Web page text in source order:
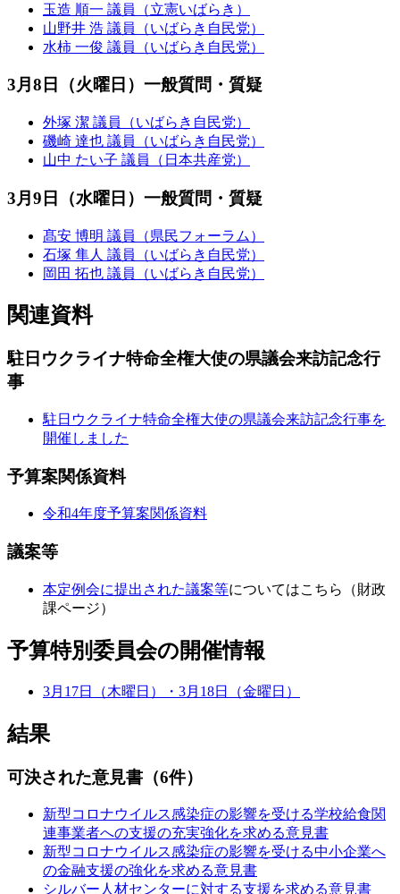
玉造 順一 議員（立憲いばらき）
山野井 浩 議員（いばらき自民党）
水柿 一俊 議員（いばらき自民党）
3月8日（火曜日）一般質問・質疑
外塚 潔 議員（いばらき自民党）
磯崎 達也 議員（いばらき自民党）
山中 たい子 議員（日本共産党）
3月9日（水曜日）一般質問・質疑
髙安 博明 議員（県民フォーラム）
石塚 隼人 議員（いばらき自民党）
岡田 拓也 議員（いばらき自民党）
関連資料
駐日ウクライナ特命全権大使の県議会来訪記念行
事
駐日ウクライナ特命全権大使の県議会来訪記念行事を
開催しました
予算案関係資料
令和4年度予算案関係資料
議案等
本定例会に提出された議案等についてはこちら（財政
課ページ）
予算特別委員会の開催情報
3月17日（木曜日）・3月18日（金曜日）
結果
可決された意見書（6件）
新型コロナウイルス感染症の影響を受ける学校給食関
連事業者への支援の充実強化を求める意見書
新型コロナウイルス感染症の影響を受ける中小企業へ
の金融支援の強化を求める意見書
シルバー人材センターに対する支援を求める意見書